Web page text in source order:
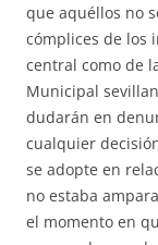
que aquéllos no
cómplices de los
central como de
Municipal
dudarán en
cualquier
se adopte en
no estaba
el momento en